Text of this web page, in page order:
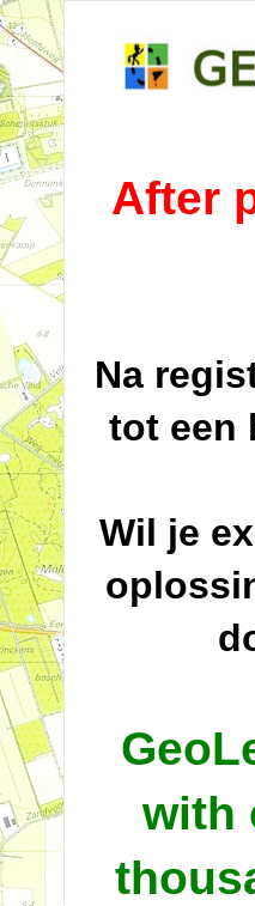
After
Na
tot een
Wil je
with